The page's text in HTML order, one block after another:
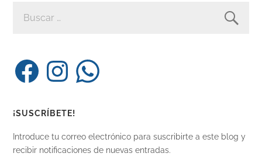
FacebookInstagramWhatsApp
¡SUSCRÍBETE!
Introduce tu correo electrónico para suscribirte a este blog y
recibir notificaciones de nuevas entradas.